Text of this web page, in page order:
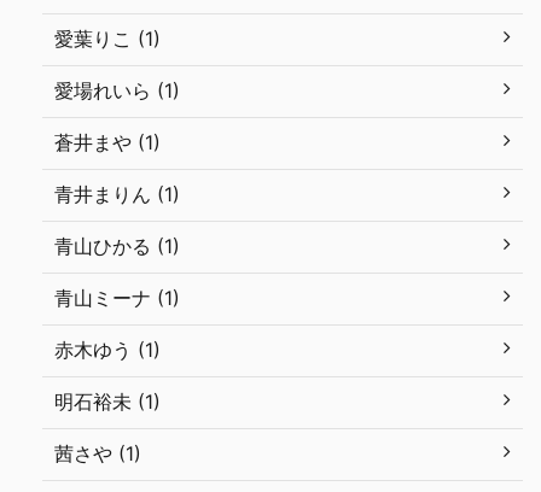
愛葉りこ (1)
愛場れいら (1)
蒼井まや (1)
青井まりん (1)
青山ひかる (1)
青山ミーナ (1)
赤木ゆう (1)
明石裕未 (1)
茜さや (1)